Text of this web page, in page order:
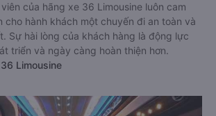
của hãng xe 36 Limousine luôn cam
cho hành khách một chuyến đi an toàn và
Sự hài lòng của khách hàng là động lực
triển và ngày càng hoàn thiện hơn.
Limousine